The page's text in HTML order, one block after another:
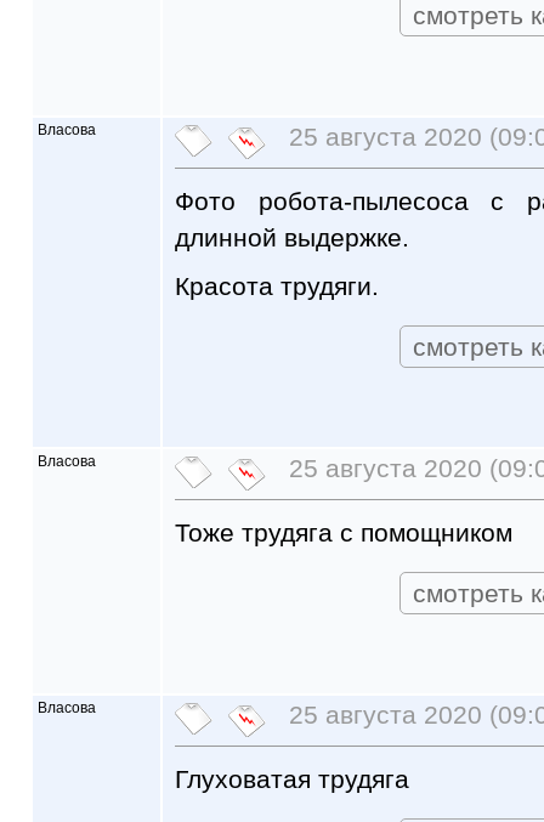
смотреть
Власова 25 августа 2020
Фото робота-пылесоса с
длинной выдержке.
Красота трудяги.
смотреть
Власова 25 августа 2020
Тоже трудяга с помощником
смотреть
Власова 25 августа 2020
Глуховатая трудяга